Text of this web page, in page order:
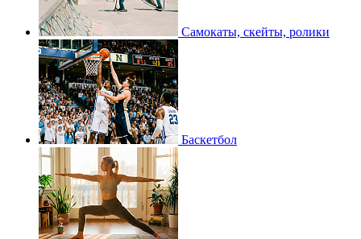
Самокаты, скейты, ролики
Баскетбол